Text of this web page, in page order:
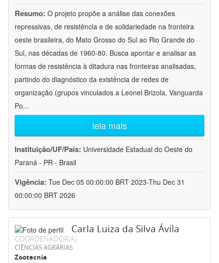
Resumo: O projeto propõe a análise das conexões
repressivas, de resistência e de solidariedade na fronteira
oeste brasileira, do Mato Grosso do Sul ao Rio Grande do
Sul, nas décadas de 1960-80. Busca apontar e analisar as
formas de resistência à ditadura nas fronteiras analisadas,
partindo do diagnóstico da existência de redes de
organização (grupos vinculados a Leonel Brizola, Vanguarda
Po...
leia mais
Instituição/UF/País: Universidade Estadual do Oeste do
Paraná - PR - Brasil
Vigência: Tue Dec 05 00:00:00 BRT 2023-Thu Dec 31
00:00:00 BRT 2026
Carla Luiza da Silva Ávila
COORDENADOR(A)
CIÊNCIAS AGRÁRIAS
Zootecnia